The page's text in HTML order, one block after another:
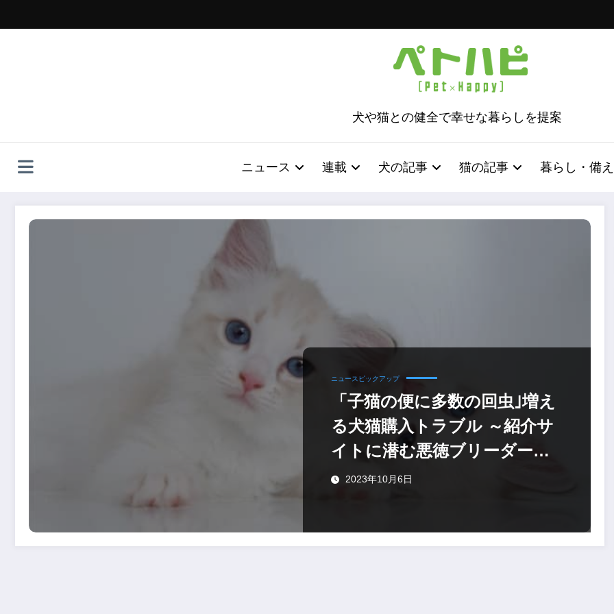
ッ
犬や猫との健全で幸せな暮らしを提案
ニュース 連載 犬の記事 猫の記事 暮らし・備え
ニュースピックアップ
「子猫の便に多数の回虫｣増え
る犬猫購入トラブル ～紹介サ
イトに潜む悪徳ブリーダーの
見極め方
2023年10月6日